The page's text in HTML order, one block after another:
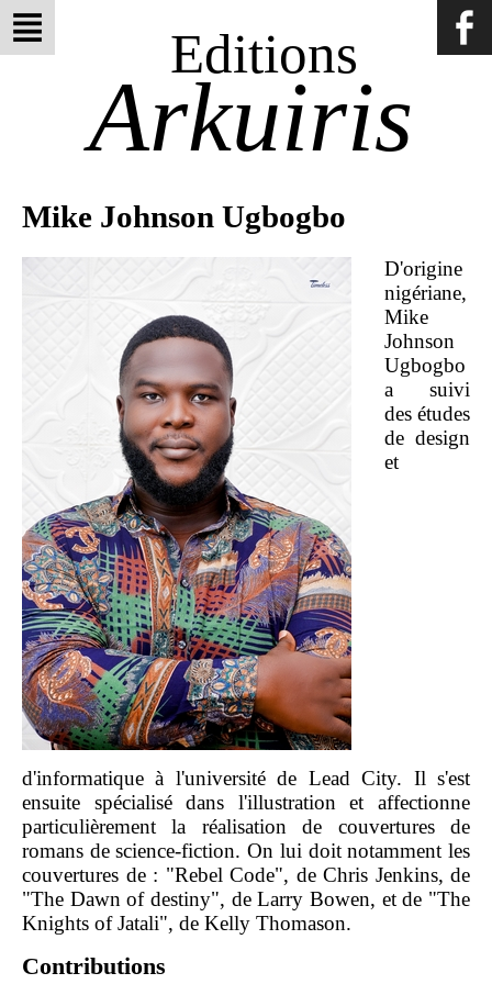
Editions
Arkuiris
Mike Johnson Ugbogbo
D'origine
nigériane,
Mike
Johnson
Ugbogbo
a suivi
des études
de design
et
d'informatique à l'université de Lead City. Il s'est
ensuite spécialisé dans l'illustration et affectionne
particulièrement la réalisation de couvertures de
romans de science-fiction. On lui doit notamment les
couvertures de : "Rebel Code", de Chris Jenkins, de
"The Dawn of destiny", de Larry Bowen, et de "The
Knights of Jatali", de Kelly Thomason.
Contributions